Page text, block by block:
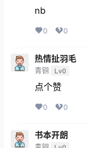
nb
0 0
热情扯羽毛
青铜 Lv0
点个赞
0 0
书本开朗